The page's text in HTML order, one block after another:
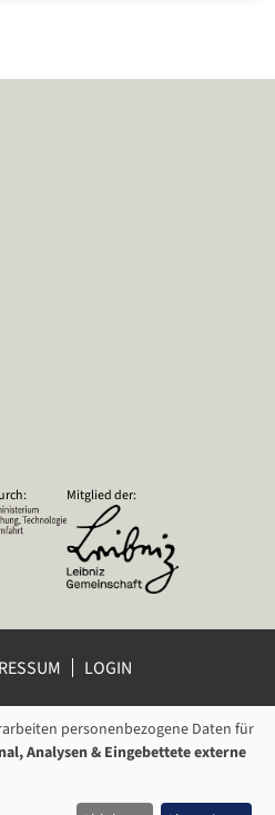
Mitglied der:
LOGIN
personenbezogene Daten für
Analysen & Eingebettete externe